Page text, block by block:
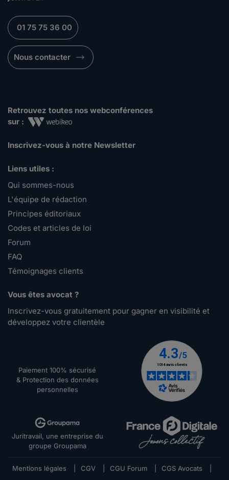
01 75 75 36 00
Nous contacter
Retrouvez toutes nos webconférences
sur :
Inscrivez-vous à notre Newsletter
Liens utiles :
Qui sommes-nous
L'équipe de rédaction
Principes éditoriaux
Codes et articles de loi
Forum
FAQ
Témoignages clients
Vous êtes avocat ?
Inscrivez-vous gratuitement pour gagner en visibilité et
développez votre clientèle
Paiement 100% sécurisé
& Protection des données
personnelles
Juritravail, une entreprise du
groupe Groupama
Mentions légales CGV CGU Forum CGS Avocats